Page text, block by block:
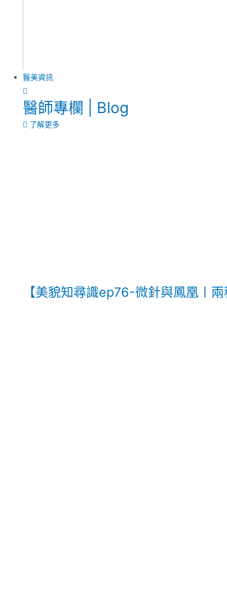
醫美資訊
醫師專欄 | Blog
了解更多
【美貌知尋識ep76-微針與鳳凰〡